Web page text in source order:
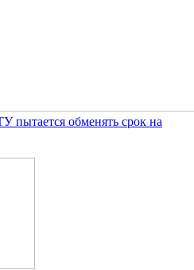
пытается обменять срок на